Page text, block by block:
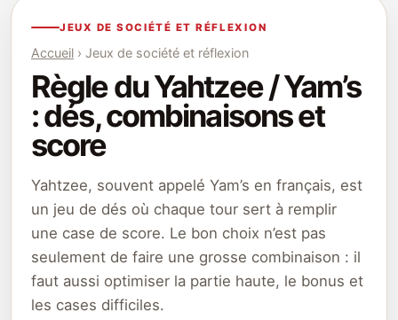
JEUX DE SOCIÉTÉ ET RÉFLEXION
Accueil › Jeux de société et réflexion
Règle du Yahtzee / Yam’s
: dés, combinaisons et
score
Yahtzee, souvent appelé Yam’s en français, est
un jeu de dés où chaque tour sert à remplir
une case de score. Le bon choix n’est pas
seulement de faire une grosse combinaison : il
faut aussi optimiser la partie haute, le bonus et
les cases difficiles.